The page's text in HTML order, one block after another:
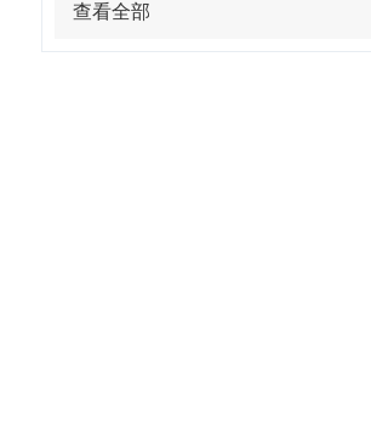
查看全部